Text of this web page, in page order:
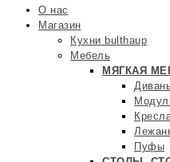
О нас
Магазин
Кухни bulthaup
Мебель
МЯГКАЯ
Пуфы